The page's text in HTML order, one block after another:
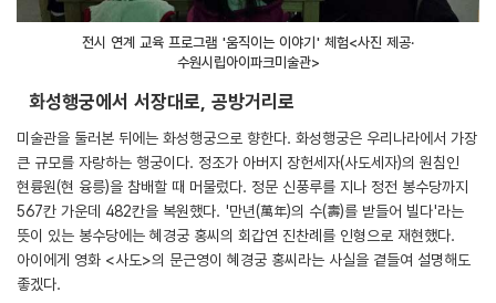
전시 연계 교육 프로그램 '움직이는 이야기' 체험<사진 제공·
수원시립아이파크미술관>
화성행궁에서 서장대로, 공방거리로
미술관을 둘러본 뒤에는 화성행궁으로 향한다. 화성행궁은 우리나라에서 가장
큰 규모를 자랑하는 행궁이다. 정조가 아버지 장헌세자(사도세자)의 원침인
현륭원(현 융릉)을 참배할 때 머물렀다. 정문 신풍루를 지나 정전 봉수당까지
567칸 가운데 482칸을 복원했다. '만년(萬年)의 수(壽)를 받들어 빌다'라는
뜻이 있는 봉수당에는 혜경궁 홍씨의 회갑연 진찬례를 인형으로 재현했다.
아이에게 영화 <사도>의 문근영이 혜경궁 홍씨라는 사실을 곁들여 설명해도
좋겠다.